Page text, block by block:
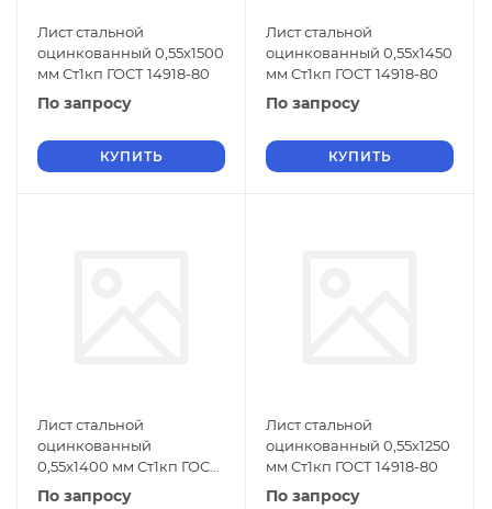
Лист стальной
оцинкованный 0,55х1500
мм Ст1кп ГОСТ 14918-80
По запросу
КУПИТЬ
Лист стальной
оцинкованный 0,55х1450
мм Ст1кп ГОСТ 14918-80
По запросу
КУПИТЬ
Лист стальной
оцинкованный
0,55х1400 мм Ст1кп ГОСТ
14918-80
По запросу
Лист стальной
оцинкованный 0,55х1250
мм Ст1кп ГОСТ 14918-80
По запросу